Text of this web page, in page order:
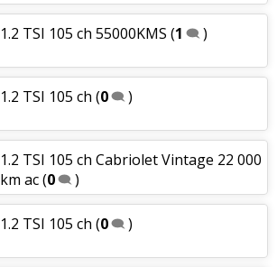
1.2 TSI 105 ch 55000KMS (1 )
1.2 TSI 105 ch (0 )
1.2 TSI 105 ch Cabriolet Vintage 22 000
km ac(0 )
1.2 TSI 105 ch (0 )